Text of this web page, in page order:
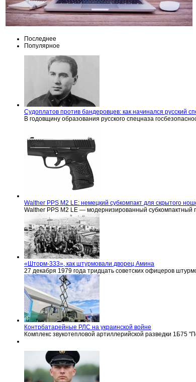
Последнее
Популярное
Судоплатов против бандеровцев: как начинался русский
В годовщину образования русского спецназа
Walther PPS M2 LE: немецкий субкомпакт для скрытого
Walther PPS M2 LE — модернизированный субкомпактный
«Шторм-333», как штурмовали дворец Амина
27 декабря 1979 года тридцать советских офицеров
Контрбатарейные РЛС на украинской войне
Комплекс звукотепловой артиллерийской разведки 1Б75